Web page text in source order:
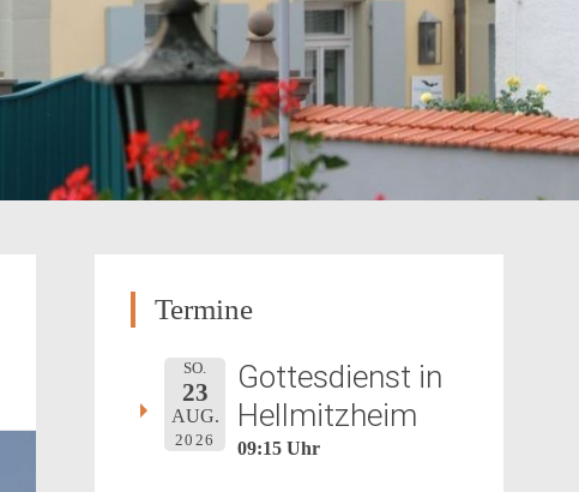
Termine
SO.
23
AUG.
2026
Gottesdienst in
Hellmitzheim
09:15 Uhr